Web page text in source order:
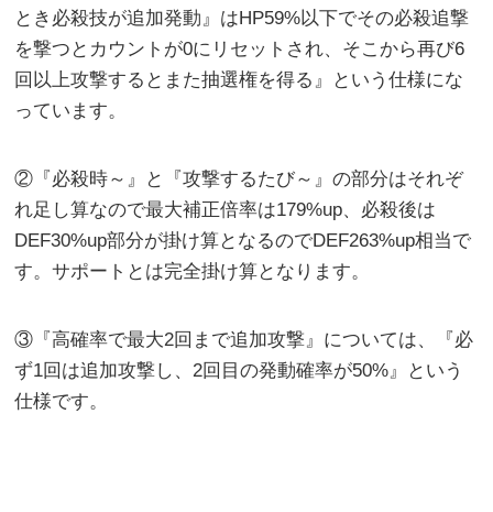
とき必殺技が追加発動』はHP59%以下でその必殺追撃
を撃つとカウントが0にリセットされ、そこから再び6
回以上攻撃するとまた抽選権を得る』という仕様にな
っています。
②『必殺時～』と『攻撃するたび～』の部分はそれぞ
れ足し算なので最大補正倍率は179%up、必殺後は
DEF30%up部分が掛け算となるのでDEF263%up相当で
す。サポートとは完全掛け算となります。
③『高確率で最大2回まで追加攻撃』については、『必
ず1回は追加攻撃し、2回目の発動確率が50%』という
仕様です。